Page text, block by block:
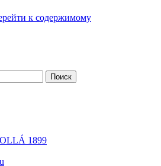
к содержимому
1899